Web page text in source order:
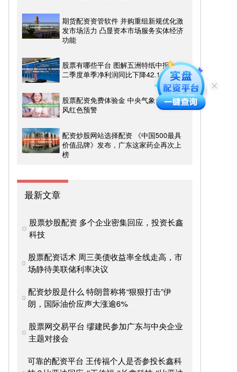
期货配资资管软件 并购重组新规优化激
发市场活力 凸显资本市场服务实体经济
功能
股票有哪些平台 图解五洲特纸中报：第
二季度单季净利润同比下降42.16%
股票配资免费体验金 中央气象台发布台
风红色预警
配资炒股网站选择配资 《中国500最具
价值品牌》发布，广东这家药企再次上
榜
最新文章
股票炒股配资 多个企业密集回应，投资长鑫
科技
股票配资话术 周三美债收益率全线走高，市
场静待美联储利率决议
配资炒股是什么 特朗普称将“狠狠打击”伊
朗，国际油价应声大涨逾6%
股票网交易平台 缪建民参加广东与中央企业
主题对接会
可靠的配资平台 王传福个人是否参投长鑫科